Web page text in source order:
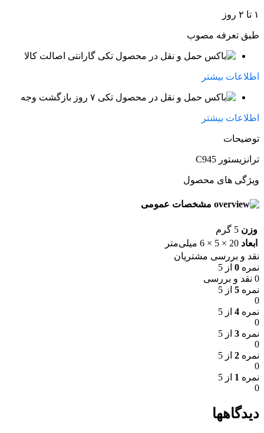
۱ تا ۲ روز
طبق تعرفه مصوب
گارانتی اصالت کالا
اطلاعات بیشتر
۷ روز بازگشت وجه
اطلاعات بیشتر
توضیحات
ترانزیستور C945
ویژگی های محصول
مشخصات عمومی
وزن 5 گرم
ابعاد 20 × 5 × 6 میلی‌متر
نقد و بررسی مشتریان
نمره 0 از 5
0 نقد و بررسی
نمره 5 از 5
0
نمره 4 از 5
0
نمره 3 از 5
0
نمره 2 از 5
0
نمره 1 از 5
0
دیدگاهها